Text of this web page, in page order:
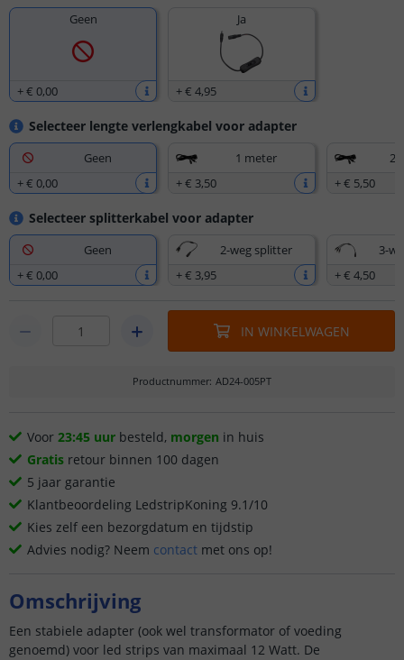
Geen
+€ 0,00
Ja
+€ 4,95
Selecteer lengte verlengkabel voor adapter
Geen
+€ 0,00
1 meter
+€ 3,50
+€ 5,50
Selecteer splitterkabel voor adapter
Geen
+€ 0,00
2-weg splitter
+€ 3,95
3-
+€ 4,50
IN WINKELWAGEN
Productnummer: AD24-005PT
Voor 23:45 uur besteld, morgen in huis
Gratis retour binnen 100 dagen
5 jaar garantie
Klantbeoordeling LedstripKoning 9.1/10
Kies zelf een bezorgdatum en tijdstip
Advies nodig? Neem contact met ons op!
Omschrijving
Een stabiele adapter (ook wel transformator of voeding
genoemd) voor led strips van maximaal 12 Watt. De